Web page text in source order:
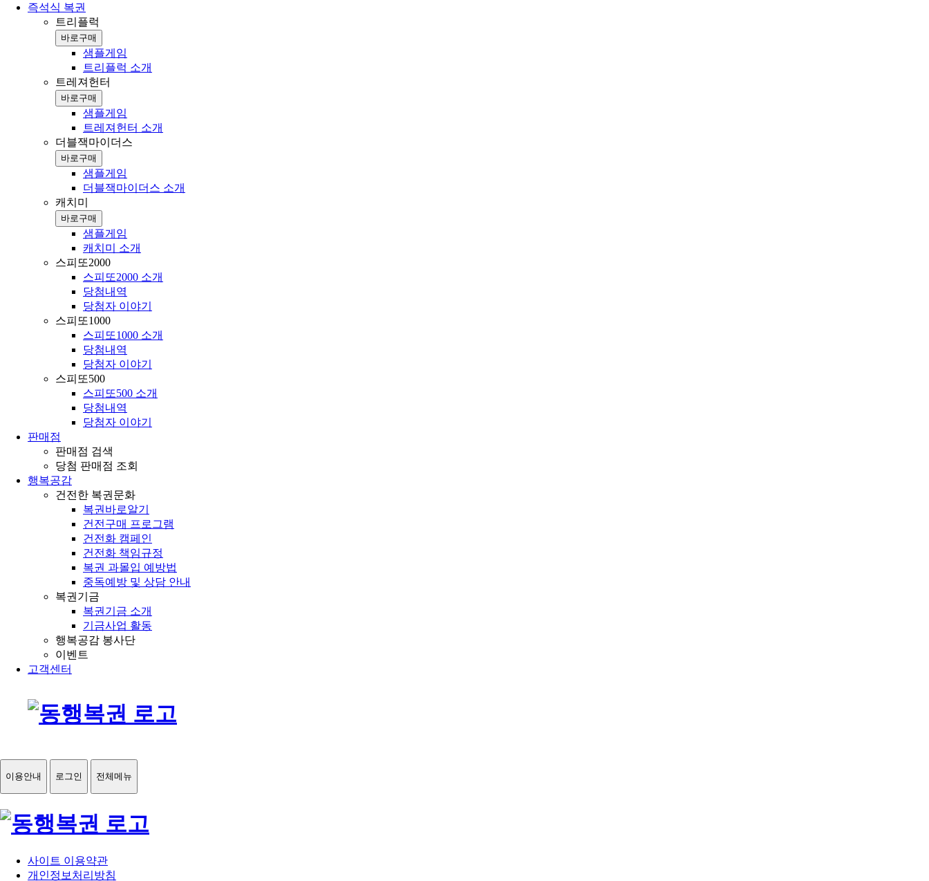
즉석식 복권
트리플럭
바로구매
샘플게임
트리플럭 소개
트레져헌터
바로구매
샘플게임
트레져헌터 소개
더블잭마이더스
바로구매
샘플게임
더블잭마이더스 소개
캐치미
바로구매
샘플게임
캐치미 소개
스피또2000
스피또2000 소개
당첨내역
당첨자 이야기
스피또1000
스피또1000 소개
당첨내역
당첨자 이야기
스피또500
스피또500 소개
당첨내역
당첨자 이야기
판매점
판매점 검색
당첨 판매점 조회
행복공감
건전한 복권문화
복권바로알기
건전구매 프로그램
건전화 캠페인
건전화 책임규정
복권 과몰입 예방법
중독예방 및 상담 안내
복권기금
복권기금 소개
기금사업 활동
행복공감 봉사단
이벤트
고객센터
이용안내 로그인 전체메뉴
사이트 이용약관
개인정보처리방침